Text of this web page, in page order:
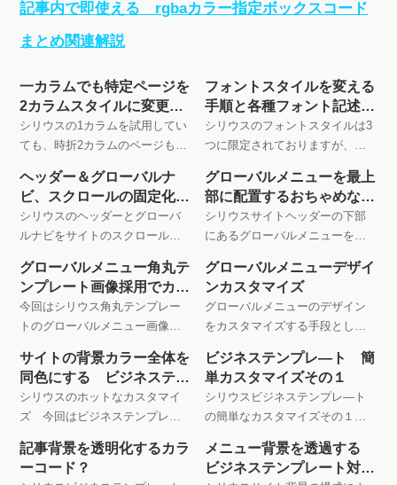
まとめ関連解説
る方法
シリウスの1カラムを試用してい
ても、時折2カラムのページも必
要かな？何て思いの方は簡単
CSS追加でそのページだけ2カラ
ムスタイルみたいに変更できま
す
とめ
シリウスのフォントスタイルは3
つに限定されておりますが、事
情により以外のフォントを使用
したい場合は、変更説明を含め
ておりますのでご確認ください
ヘッダー＆グローバルナ
み合わせまとめ
シリウスのヘッダーとグローバ
ルナビをサイトのスクロールに
追従せずのカスタマイズ方法
は、組み合わせにより複数指定
が可能です
グローバルメニューを最上
法
シリウスサイトヘッダーの下部
にあるグローバルメニューをサ
イト最上部に配置して見ると
また印象が変わります でも 今
回はおやめな方法で進めます
グローバルメニュー角丸テ
タマイズ
今回はシリウス角丸テンプレー
トのグローバルメニュー画像を
をデフォルトテンプレートに移
動して表示させる方法の解説で
す
グローバルメニューデザイ
グローバルメニューのデザイン
をカスタマイズする手段とし
て、画像をでの変更、CSSで構
築する方法の二つをご案内しま
す
サイトの背景カラー全体を
プレート
シリウスのホットなカスタマイ
ズ 今回はビジネステンプレー
トを使用して背景色全体をを切
り替えて 海外サイトみたいな
構築に進んでみます
ビジネステンプレ―ト 簡
シリウスビジネステンプレ―ト
の簡単なカスタマイズその１
ホワイトボディにピンク系での
カスタム その１です
記事背景を透明化するカラ
シリウスビジネステンプレート
での記事背景は サイト背景と
メニュー背景を透過する
ご案内
シリウスサイト背景の構成によ
りメニューの背景を透過する必